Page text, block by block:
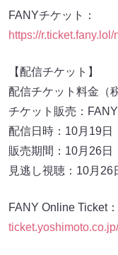
FANYチケット：
https://
【配信チケット】
配信チケット料金（
チケット販売：
配信日時：10月19日
販売期間：10月26日
見逃し視聴：10月26
FANY Online Ticket：